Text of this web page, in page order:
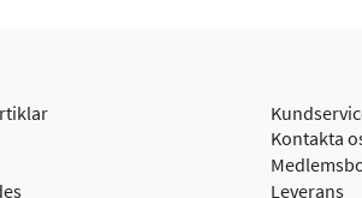
Kontakta
Leverans